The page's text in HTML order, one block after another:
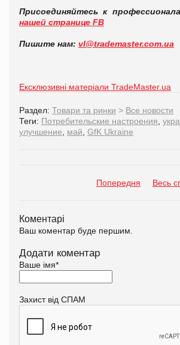
Присоединяйтесь к
нашей странице FB
Пишите нам: vl@trademaster.com.ua
Ексклюзивні матеріали TradeMaster.ua
Раздел: Товари та ринки > Все новости
Теги: Потребительские настроения
улучшение
май GfK Ukraine
Попередня Весь
Коментарі
Ваш коментар буде першим.
Додати коментар
Ваше імя*
Захист від СПАМ